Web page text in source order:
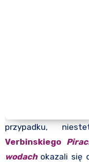
przypadku,
Verbinskiego
wodachokazali się